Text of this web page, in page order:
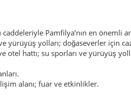
Pamfilya’nın en önemli
yürüyüş yolları; doğaseverler için
otel hattı; su sporları ve yürüyüş
alanı; fuar ve etkinlikler.